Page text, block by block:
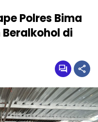
Polres Bima
di